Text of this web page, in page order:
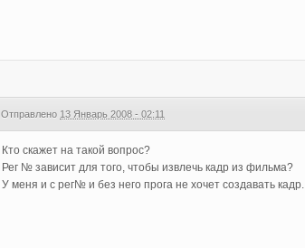
Отправлено 13 Январь 2008 - 02:11
Кто скажет на такой вопрос?
Рег № зависит для того, чтобы извлечь кадр из фильма?
У меня и с рег№ и без него прога не хочет создавать кадр.